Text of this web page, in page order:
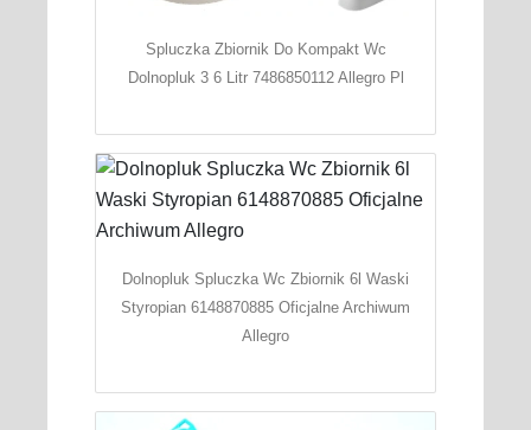
Spluczka Zbiornik Do Kompakt Wc
Dolnopluk 3 6 Litr 7486850112 Allegro Pl
Dolnopluk Spluczka Wc Zbiornik 6l Waski
Styropian 6148870885 Oficjalne Archiwum
Allegro